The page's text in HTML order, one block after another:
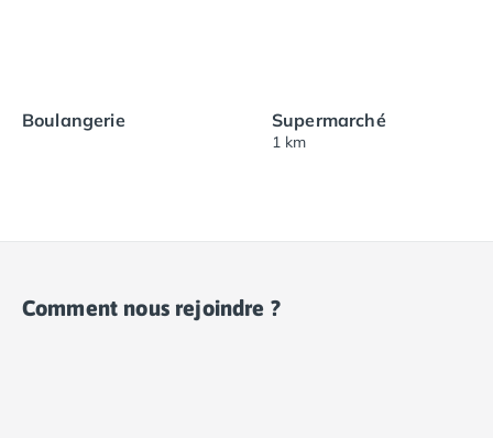
Boulangerie Supermarché
1 km
Comment nous rejoindre ?